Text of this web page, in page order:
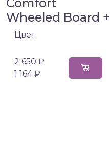
Wheeled Board +
Цвет
2 650 ₽
1 164 ₽